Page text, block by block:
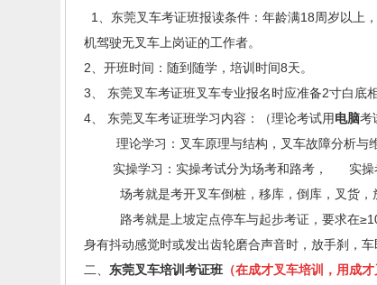
1、东莞叉车考证班报读条件：年龄满18周岁以上
机驾驶无叉车上岗证的工作者。
2、开班时间：随到随学，培训时间8天。
3、 东莞叉车考证班叉车专业报名时应准备2寸白底
4、 东莞叉车考证班学习内容：（理论考试用电脑考
理论学习：叉车原理与结构，叉车故障分析与维
实操学习：实操考试分为场考和路考， 实操考
场考就是考开叉车倒桩，移库，倒库，叉货，
路考就是上坡定点停车与起步考证，要求在
身有抖动感觉时或发出齿轮磨合声音时，放手刹，
二、 东莞叉车培训 考证班 （在成才叉车培训，用成